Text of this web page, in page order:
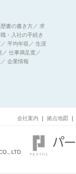
書の書き方 ／ 求
・入社の手続き
／ 平均年収 ／ 生涯
／ 仕事満足度 ／
／ 企業情報
会社案内 ｜ 拠点地図 ｜
LTD.